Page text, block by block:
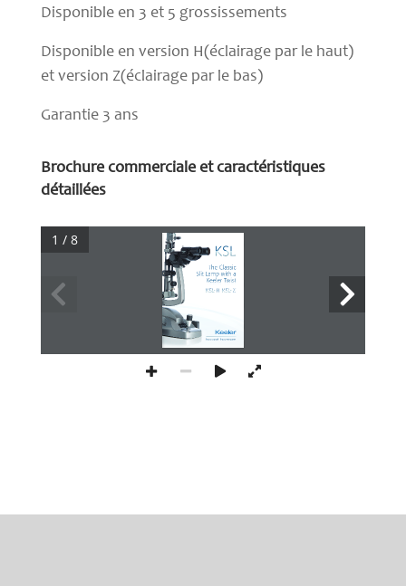
Disponible en 3 et 5 grossissements
Disponible en version H(éclairage par le haut)
et version Z(éclairage par le bas)
Garantie 3 ans
Brochure commerciale et caractéristiques
détaillées
The Classic
Slit Lamp with a
Keeler Twist
keeler.co.uk   keelerusa.com
1 / 8